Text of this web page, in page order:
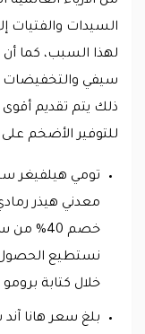
السيدات والفتيات
لهذا السبب، كما
سيفي والتخفيضات
ذلك يتم تقديم
للتوفير الأضخم
تومي هيلفيغر
نستطيع
خلال كتابة برومو
بلغ سعر هانا